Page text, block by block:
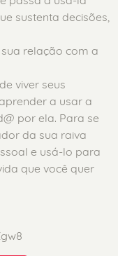
sustenta decisões,
relação com a
viver seus
a usar a
por ela. Para se
da sua raiva
e usá-lo para
que você quer